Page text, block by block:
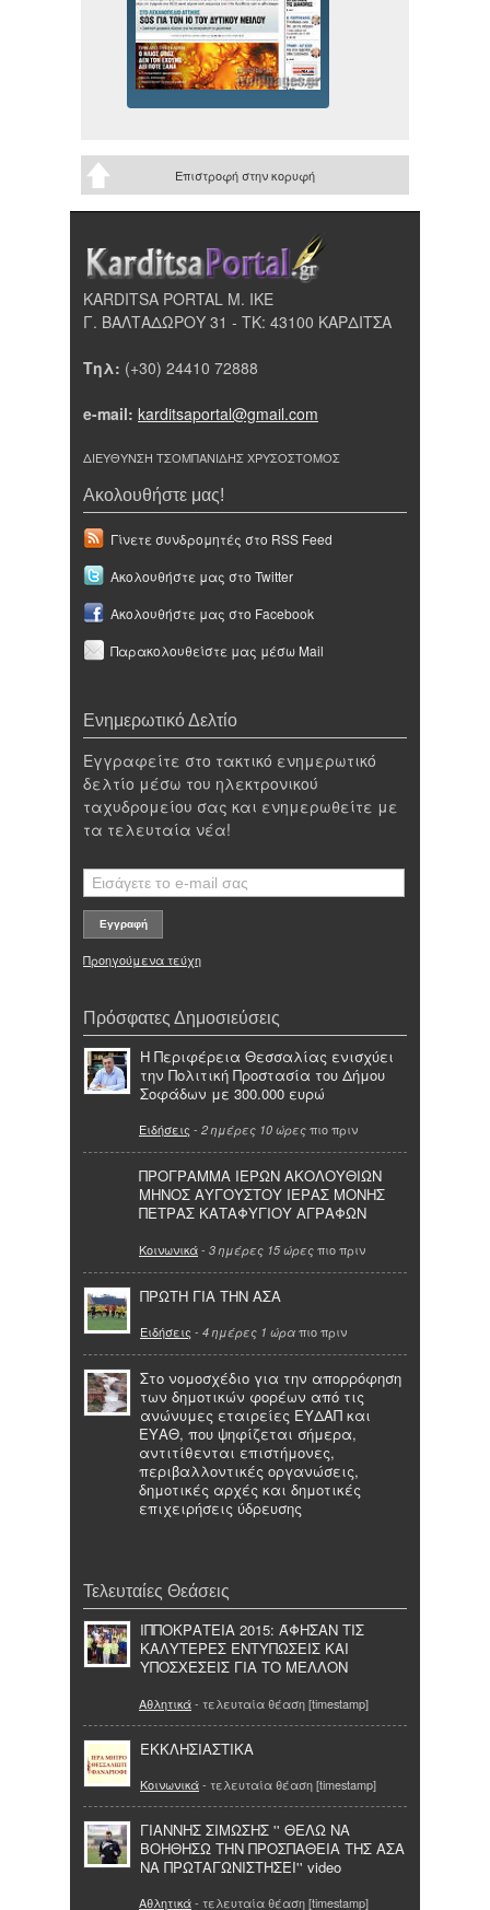
Επιστροφή στην κορυφή
KARDITSA PORTAL Μ. ΙΚΕ
Γ. ΒΑΛΤΑΔΩΡΟΥ 31 - ΤΚ: 43100 ΚΑΡΔΙΤΣΑ
Τηλ: (+30) 24410 72888
e-mail: karditsaportal@gmail.com
ΔΙΕΥΘΥΝΣΗ ΤΣΟΜΠΑΝΙΔΗΣ ΧΡΥΣΟΣΤΟΜΟΣ
Ακολουθήστε μας!
Γίνετε συνδρομητές στο RSS Feed
Ακολουθήστε μας στο Twitter
Ακολουθήστε μας στο Facebook
Παρακολουθείστε μας μέσω Mail
Ενημερωτικό Δελτίο
Εγγραφείτε στο τακτικό ενημερωτικό
δελτίο μέσω του ηλεκτρονικού
ταχυδρομείου σας και ενημερωθείτε με
τα τελευταία νέα!
Προηγούμενα τεύχη
Πρόσφατες Δημοσιεύσεις
Η Περιφέρεια Θεσσαλίας ενισχύει
την Πολιτική Προστασία του Δήμου
Σοφάδων με 300.000 ευρώ
Ειδήσεις - 2 ημέρες 10 ώρες πιο πριν
ΠΡΟΓΡΑΜΜΑ ΙΕΡΩΝ ΑΚΟΛΟΥΘΙΩΝ
ΜΗΝΟΣ ΑΥΓΟΥΣΤΟΥ ΙΕΡΑΣ ΜΟΝΗΣ
ΠΕΤΡΑΣ ΚΑΤΑΦΥΓΙΟΥ ΑΓΡΑΦΩΝ
Κοινωνικά- 3 ημέρες 15 ώρες πιο πριν
ΠΡΩΤΗ ΓΙΑ ΤΗΝ ΑΣΑ
Ειδήσεις - 4 ημέρες 1 ώρα πιο πριν
Στο νομοσχέδιο για την απορρόφηση
των δημοτικών φορέων από τις
ανώνυμες εταιρείες ΕΥΔΑΠ και
ΕΥΑΘ, που ψηφίζεται σήμερα,
αντιτίθενται επιστήμονες,
περιβαλλοντικές οργανώσεις,
δημοτικές αρχές και δημοτικές
επιχειρήσεις ύδρευσης
Τελευταίες Θεάσεις
ΙΠΠΟΚΡΑΤΕΙΑ 2015: ΆΦΗΣΑΝ ΤΙΣ
ΚΑΛΥΤΕΡΕΣ ΕΝΤΥΠΩΣΕΙΣ ΚΑΙ
ΥΠΟΣΧΕΣΕΙΣ ΓΙΑ ΤΟ ΜΕΛΛΟΝ
Αθλητικά- τελευταία θέαση [timestamp]
ΕΚΚΛΗΣΙΑΣΤΙΚΑ
Κοινωνικά- τελευταία θέαση [timestamp]
ΓΙΑΝΝΗΣ ΣΙΜΩΣΗΣ '' ΘΕΛΩ ΝΑ
ΒΟΗΘΗΣΩ ΤΗΝ ΠΡΟΣΠΑΘΕΙΑ ΤΗΣ ΑΣΑ
ΝΑ ΠΡΩΤΑΓΩΝΙΣΤΗΣΕΙ'' video
Αθλητικά- τελευταία θέαση [timestamp]